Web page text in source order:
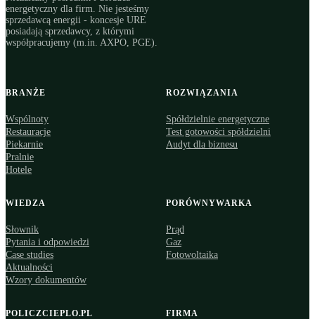
energetyczny dla firm. Nie jesteśmy
sprzedawcą energii - koncesje URE
posiadają sprzedawcy, z którymi
współpracujemy (m.in. AXPO, PGE).
BRANŻE
Wspólnoty
Restauracje
Piekarnie
Pralnie
Hotele
ROZWIĄZANIA
Spółdzielnie energetyczne
Test gotowości spółdzielni
Audyt dla biznesu
WIEDZA
Słownik
Pytania i odpowiedzi
Case studies
Aktualności
Wzory dokumentów
PORÓWNYWARKA
Prąd
Gaz
Fotowoltaika
POLICZCIEPLO.PL FIRMA